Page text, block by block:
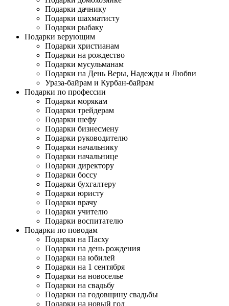
Подарки дачнику
Подарки шахматисту
Подарки рыбаку
Подарки верующим
Подарки христианам
Подарки на рождество
Подарки мусульманам
Подарки на День Веры, Надежды и Любви
Ураза-байрам и Курбан-байрам
Подарки по профессии
Подарки морякам
Подарки трейдерам
Подарки шефу
Подарки бизнесмену
Подарки руководителю
Подарки начальнику
Подарки начальнице
Подарки директору
Подарки боссу
Подарки бухгалтеру
Подарки юристу
Подарки врачу
Подарки учителю
Подарки воспитателю
Подарки по поводам
Подарки на Пасху
Подарки на день рождения
Подарки на юбилей
Подарки на 1 сентября
Подарки на новоселье
Подарки на свадьбу
Подарки на годовщину свадьбы
Подарки на новый год